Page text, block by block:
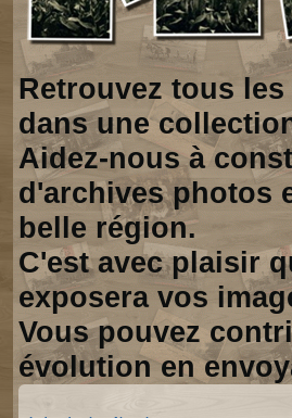
Retrouvez tous
dans une
Aidez-nous à
d'archives photos
belle région.
C'est avec plaisir
exposera vos
Vous pouvez
évolution en